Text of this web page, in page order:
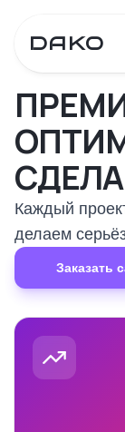
DAKO
Каждый
делаем
Заказать